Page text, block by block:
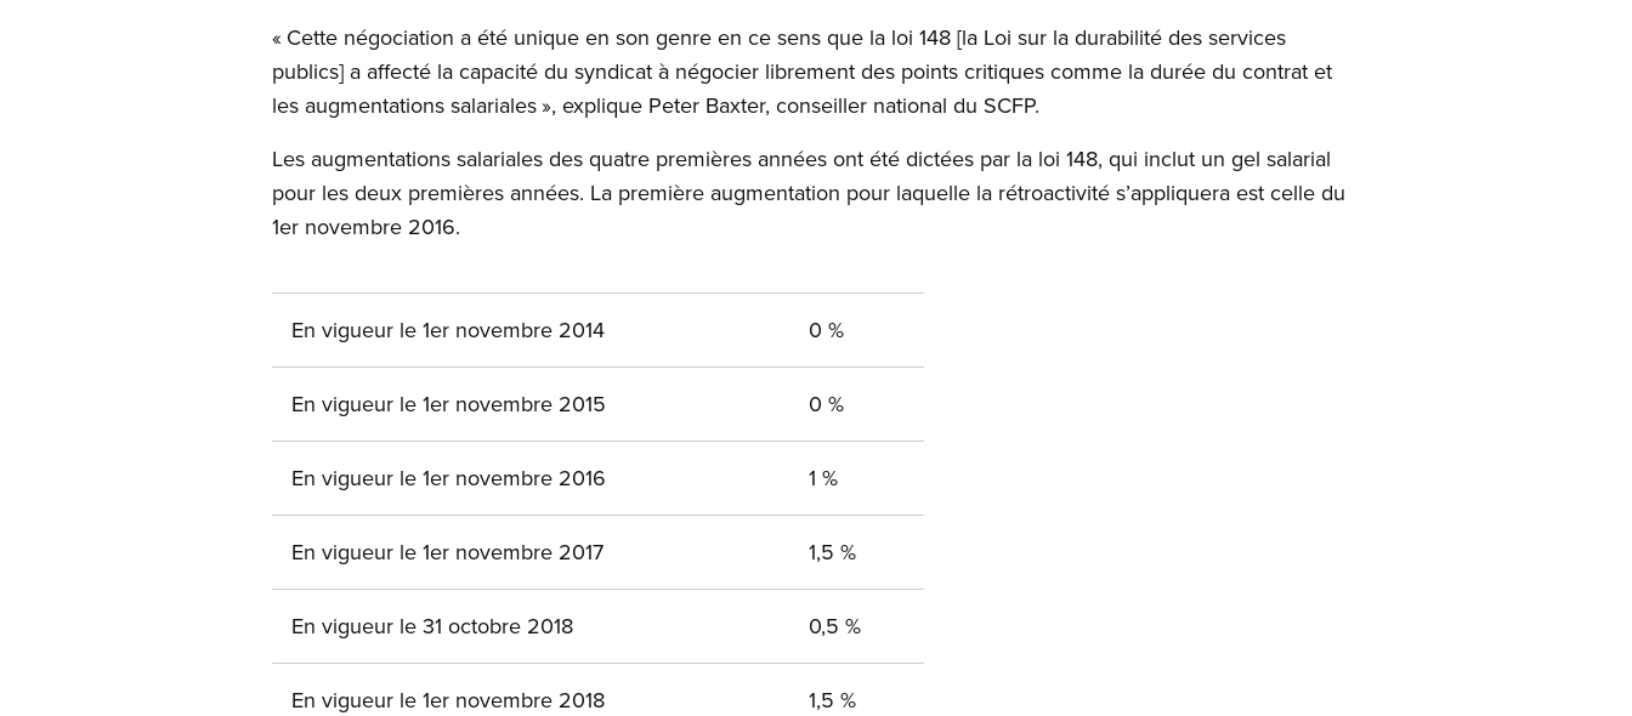
« Cette négociation a été unique en son genre en ce sens que la loi 148 [la Loi sur la durabilité des services
publics] a affecté la capacité du syndicat à négocier librement des points critiques comme la durée du contrat et
les augmentations salariales », explique Peter Baxter, conseiller national du SCFP.
Les augmentations salariales des quatre premières années ont été dictées par la loi 148, qui inclut un gel salarial
pour les deux premières années. La première augmentation pour laquelle la rétroactivité s’appliquera est celle du
1er novembre 2016.
En vigueur le 1er novembre 2014 0 %
En vigueur le 1er novembre 2015 0 %
En vigueur le 1er novembre 2016 1 %
En vigueur le 1er novembre 2017 1,5 %
En vigueur le 31 octobre 2018 0,5 %
En vigueur le 1er novembre 2018 1,5 %